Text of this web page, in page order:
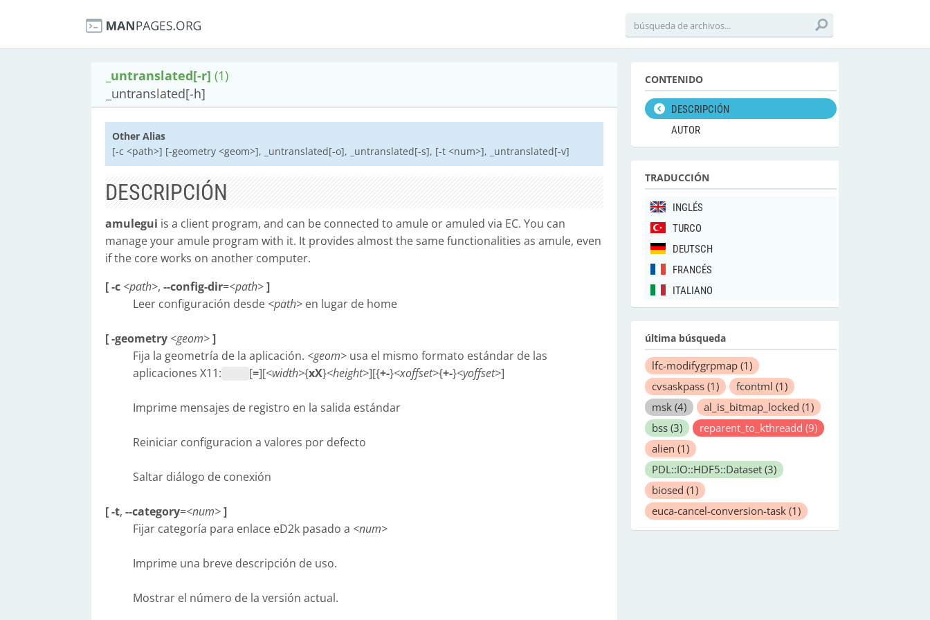
_untranslated[-r] (1)
_untranslated[-h]
Other Alias
[-c <path>] [-geometry <geom>], _untranslated[-o], _untranslated[-s], [-t <num>], _untranslated[-v]
DESCRIPCIÓN
amulegui is a client program, and can be connected to amule or amuled via EC. You can
manage your amule program with it. It provides almost the same functionalities as amule, even
if the core works on another computer.
[ -c <path>, --config-dir=<path>]
Leer configuración desde <path> en lugar de home
[ -geometry <geom>]
Fija la geometría de la aplicación. <geom> usa el mismo formato estándar de las
aplicaciones X11:
[=][<width>{xX}<height>][{+-}<xoffset>{+-}<yoffset>]
Imprime mensajes de registro en la salida estándar
Reiniciar configuracion a valores por defecto
Saltar diálogo de conexión
[ -t, --category=<num>]
Fijar categoría para enlace eD2k pasado a <num>
Imprime una breve descripción de uso.
Mostrar el número de la versión actual.
CONTENIDO
DESCRIPCIÓN
AUTOR
TRADUCCIÓN
INGLÉS
TURCO
DEUTSCH
FRANCÉS
ITALIANO
última búsqueda
lfc-modifygrpmap (1)
cvsaskpass (1) fcontml (1)
msk (4) al_is_bitmap_locked (1)
bss (3) reparent_to_kthreadd (9)
alien (1)
PDL::IO::HDF5::Dataset (3)
biosed (1)
euca-cancel-conversion-task (1)